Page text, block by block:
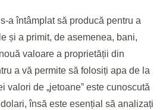
a întâmplat să producă pentru a
și a primit, de asemenea, bani,
valoare a proprietății din
a vă permite să folosiți apa de la
valori de „jetoane” este cunoscută
însă este esențial să analizați